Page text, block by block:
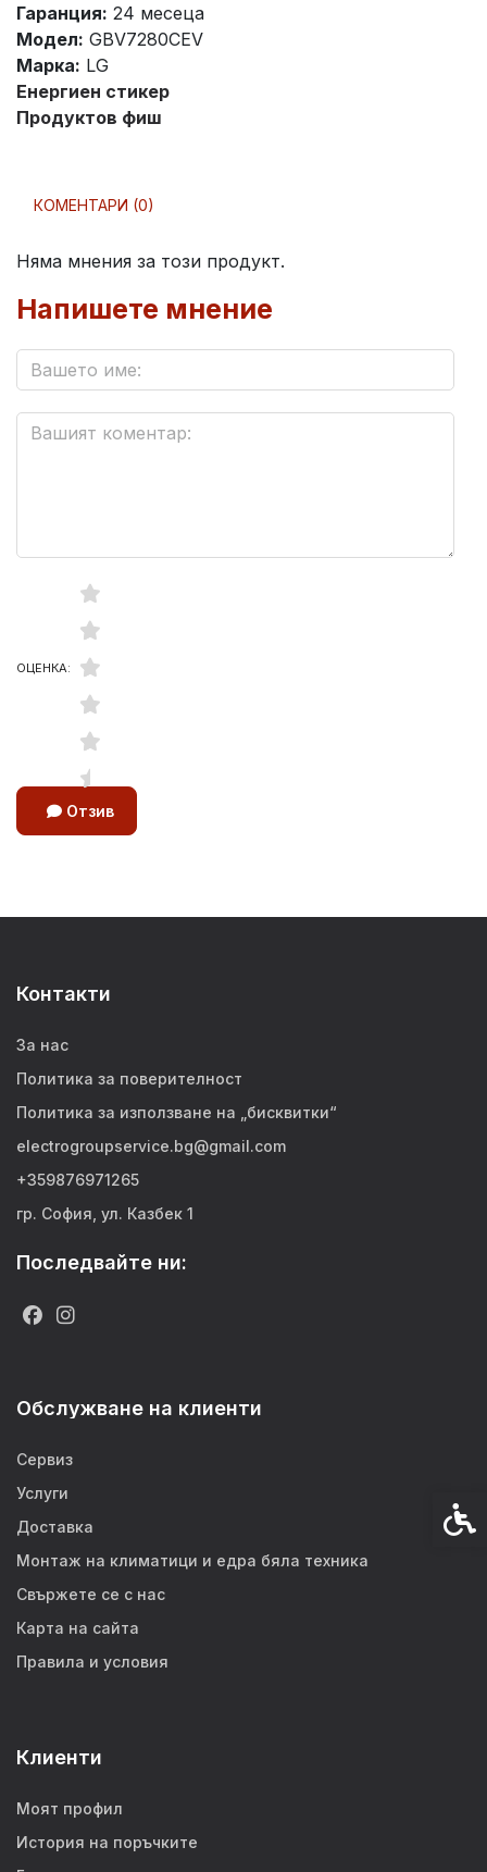
Гаранция: 24 месеца
Модел: GBV7280CEV
Марка: LG
Енергиен стикер
Продуктов фиш
КОМЕНТАРИ (0)
Няма мнения за този продукт.
Напишете мнение
ОЦЕНКА:
Отзив
Контакти
За нас
Политика за поверителност
Политика за използване на „бисквитки“
electrogroupservice.bg@gmail.com
+359876971265
гр. София, ул. Казбек 1
Последвайте ни:
Обслужване на клиенти
Сервиз
Услуги
Доставка
Монтаж на климатици и едра бяла техника
Свържете се с нас
Карта на сайта
Правила и условия
Клиенти
Моят профил
История на поръчките